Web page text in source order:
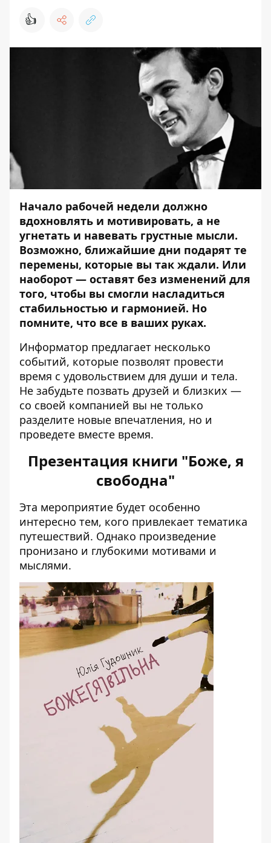
👍
Начало рабочей недели должно
вдохновлять и мотивировать, а не
угнетать и навевать грустные мысли.
Возможно, ближайшие дни подарят те
перемены, которые вы так ждали. Или
наоборот — оставят без изменений для
того, чтобы вы смогли насладиться
стабильностью и гармонией. Но
помните, что все в ваших руках.
Информатор предлагает несколько
событий, которые позволят провести
время с удовольствием для души и тела.
Не забудьте позвать друзей и близких —
со своей компанией вы не только
разделите новые впечатления, но и
проведете вместе время.
Презентация книги "Боже, я
свободна"
Эта мероприятие будет особенно
интересно тем, кого привлекает тематика
путешествий. Однако произведение
пронизано и глубокими мотивами и
мыслями.